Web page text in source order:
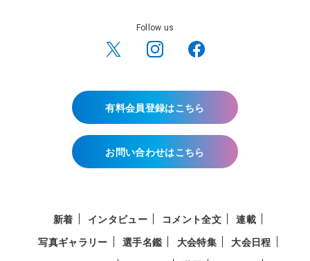
Follow us
有料会員登録はこちら
お問い合わせはこちら
新着 インタビュー コメント全文
連載
写真ギャラリー
選手名鑑 大会特集
大会日程